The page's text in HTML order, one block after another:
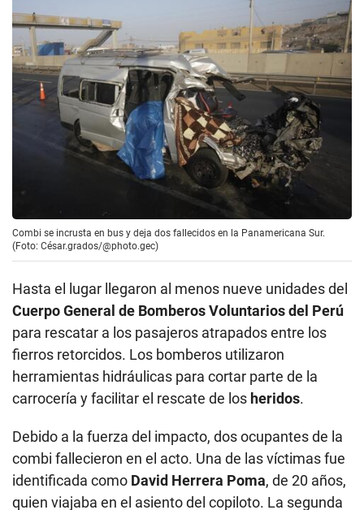
Combi se incrusta en bus y deja dos fallecidos en la Panamericana Sur.
(Foto: César.grados/@photo.gec)
Hasta el lugar llegaron al menos nueve unidades del
Cuerpo General de Bomberos Voluntarios del Perú
para rescatar a los pasajeros atrapados entre los
fierros retorcidos. Los bomberos utilizaron
herramientas hidráulicas para cortar parte de la
carrocería y facilitar el rescate de los heridos.
Debido a la fuerza del impacto, dos ocupantes de la
combi fallecieron en el acto. Una de las víctimas fue
identificada como David Herrera Poma, de 20 años,
quien viajaba en el asiento del copiloto. La segunda